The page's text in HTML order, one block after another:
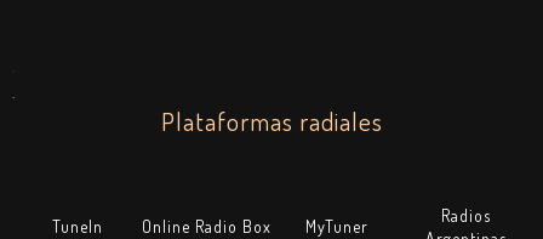
.
Plataformas radiales
TuneIn Online Radio Box MyTuner
Radios